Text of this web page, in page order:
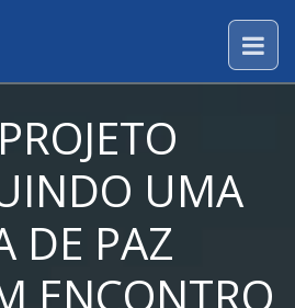
UMA
DE PAZ
ENCONTRO